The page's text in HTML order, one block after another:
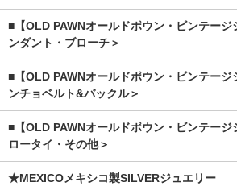
■【OLD PAWNオールドポウン・ビンテージ
ンダント・ブローチ＞
■【OLD PAWNオールドポウン・ビンテージ
ンチョベルト&バックル＞
■【OLD PAWNオールドポウン・ビンテージ
ロータイ・その他＞
★MEXICOメキシコ製SILVERジュエリー